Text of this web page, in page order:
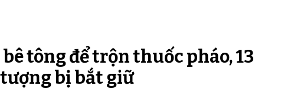
tông để trộn thuốc pháo, 13
bị bắt giữ